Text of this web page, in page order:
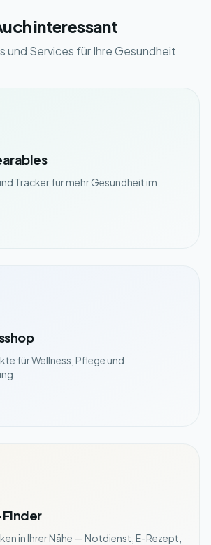
interessant
und Services für Ihre Gesundheit
Tracker für mehr Gesundheit im
für Wellness, Pflege und
in Ihrer Nähe — Notdienst, E-Rezept,